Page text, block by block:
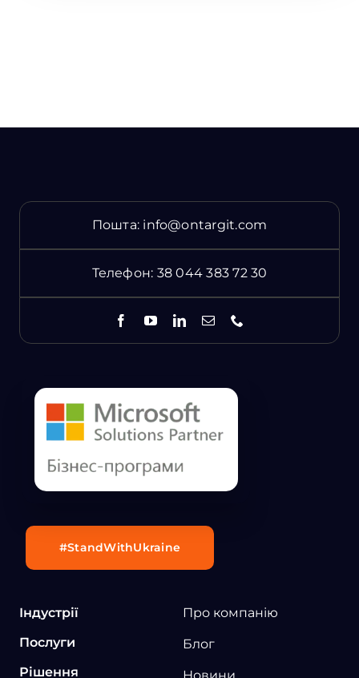
Пошта: info@ontargit.com
Телефон: 38 044 383 72 30
Індустрії
Послуги
Рішення
Про компанію
Блог
#StandWithUkraine